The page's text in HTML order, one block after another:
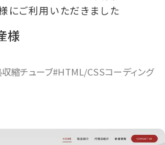
にご利用いただきました
様
縮チューブ#HTML/CSSコーディング